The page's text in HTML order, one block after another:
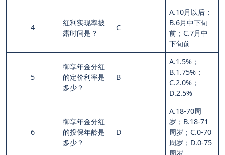
4
红利实现率披
露时间是？
C
A.10月以后；
B.6月中下旬
前；C.7月中
下旬前
5
御享年金分红
的定价利率是
多少？
B
A.1.5%；
B.1.75%；
C.2.0%；
D.2.5%
6
御享年金分红
的投保年龄是
多少？
D
A.18-70周
岁；B.18-71
周岁；C.0-70
周岁；D.0-75